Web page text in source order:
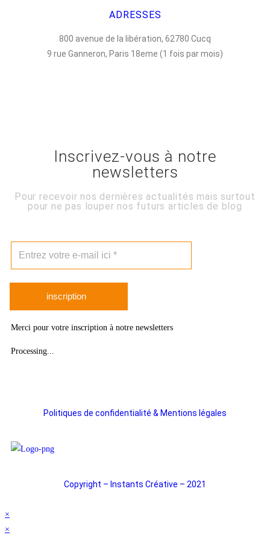
ADRESSES
800 avenue de la libération, 62780 Cucq
9 rue Ganneron, Paris 18eme (1 fois par mois)
Inscrivez-vous à notre
newsletters
Pour recevoir nos dernières actualités mais surtout
pour ne pas louper nos futurs articles de blog
inscription
Merci pour votre inscription à notre newsletters
Processing...
Politiques de confidentialité & Mentions légales
Copyright – Instants Créative – 2021
×
×